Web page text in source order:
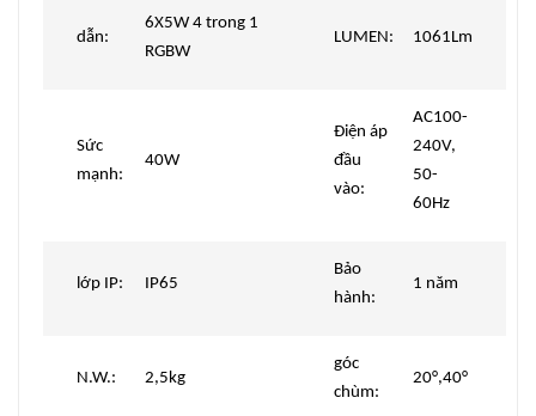
dẫn:
6X5W 4 trong 1
RGBW
LUMEN: 1061Lm
Sức
mạnh:
40W
Điện áp
đầu
vào:
AC100-
240V,
50-
60Hz
lớp IP: IP65
Bảo
hành:
1 năm
N.W.: 2,5kg
góc
chùm:
20°,40°